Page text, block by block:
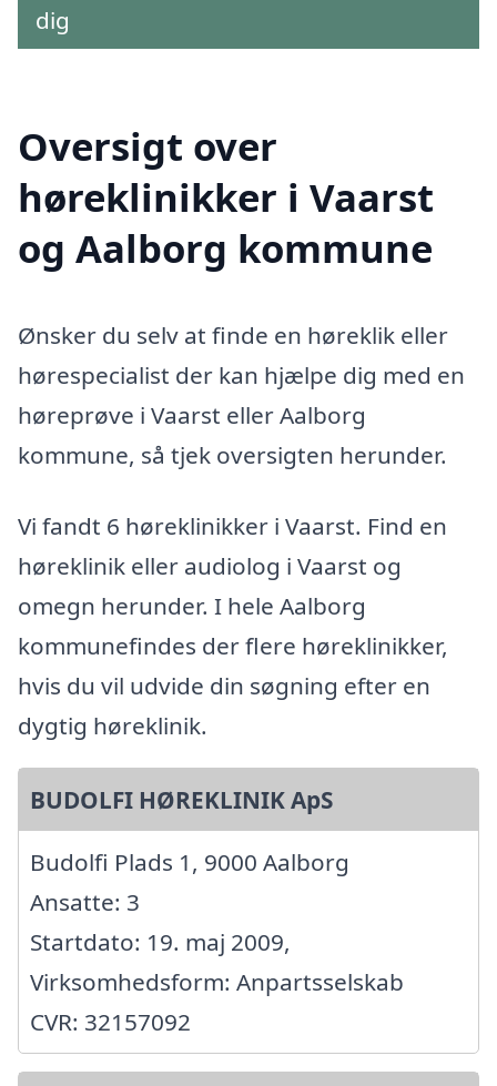
dig
Oversigt over
høreklinikker i Vaarst
og Aalborg kommune
Ønsker du selv at finde en høreklik eller
hørespecialist der kan hjælpe dig med en
høreprøve i Vaarst eller Aalborg
kommune, så tjek oversigten herunder.
Vi fandt 6 høreklinikker i Vaarst. Find en
høreklinik eller audiolog i Vaarst og
omegn herunder. I hele Aalborg
kommunefindes der flere høreklinikker,
hvis du vil udvide din søgning efter en
dygtig høreklinik.
BUDOLFI HØREKLINIK ApS
Budolfi Plads 1, 9000 Aalborg
Ansatte: 3
Startdato: 19. maj 2009,
Virksomhedsform: Anpartsselskab
CVR: 32157092